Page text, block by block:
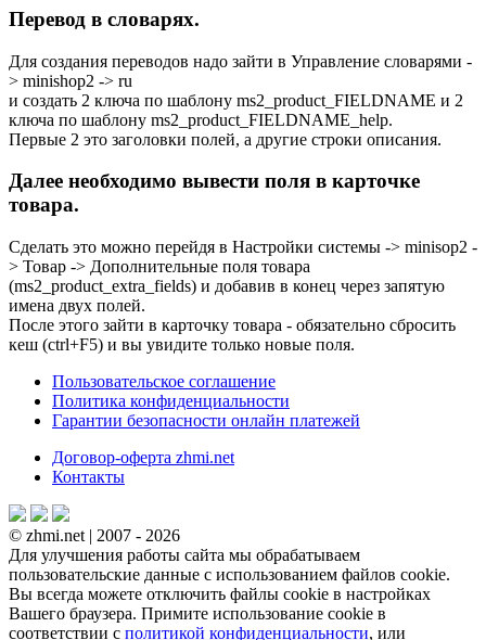
Перевод в словарях.
Для создания переводов надо зайти в Управление словарями -
> minishop2 -> ru
и создать 2 ключа по шаблону ms2_product_FIELDNAME и 2
ключа по шаблону ms2_product_FIELDNAME_help.
Первые 2 это заголовки полей, а другие строки описания.
Далее необходимо вывести поля в карточке
товара.
Сделать это можно перейдя в Настройки системы -> minisop2 -
> Товар -> Дополнительные поля товара
(ms2_product_extra_fields) и добавив в конец через запятую
имена двух полей.
После этого зайти в карточку товара - обязательно сбросить
кеш (ctrl+F5) и вы увидите только новые поля.
Пользовательское соглашение
Политика конфиденциальности
Гарантии безопасности онлайн платежей
Договор-оферта zhmi.net
Контакты
© zhmi.net | 2007 - 2026
Для улучшения работы сайта мы обрабатываем
пользовательские данные с использованием файлов cookie.
Вы всегда можете отключить файлы cookie в настройках
Вашего браузера. Примите использование cookie в
соответствии с политикой конфиденциальности, или